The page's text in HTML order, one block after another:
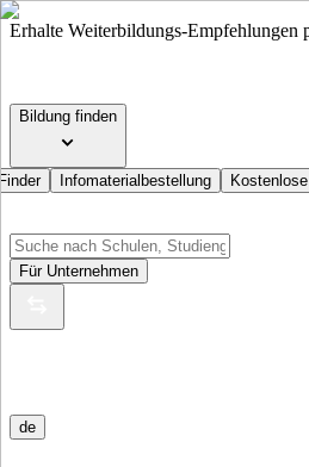
Erhalte Weiterbildungs-Empfehlungen
Bildung finden
Infomaterialbestellung
Für Unternehmen
de